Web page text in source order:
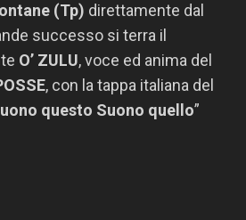
(Tp) direttamente dal
successo si terra il
O’ ZULU, voce ed anima del
, con la tappa italiana del
questo Suono quello”